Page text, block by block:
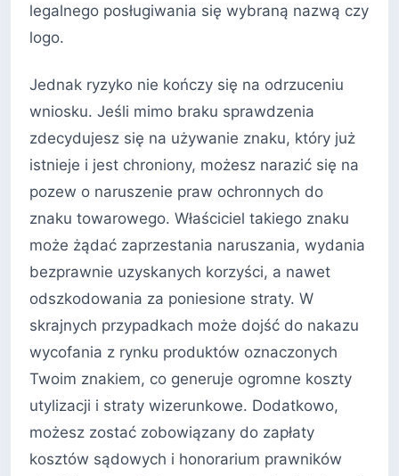
legalnego posługiwania się wybraną nazwą czy
logo.
Jednak ryzyko nie kończy się na odrzuceniu
wniosku. Jeśli mimo braku sprawdzenia
zdecydujesz się na używanie znaku, który już
istnieje i jest chroniony, możesz narazić się na
pozew o naruszenie praw ochronnych do
znaku towarowego. Właściciel takiego znaku
może żądać zaprzestania naruszania, wydania
bezprawnie uzyskanych korzyści, a nawet
odszkodowania za poniesione straty. W
skrajnych przypadkach może dojść do nakazu
wycofania z rynku produktów oznaczonych
Twoim znakiem, co generuje ogromne koszty
utylizacji i straty wizerunkowe. Dodatkowo,
możesz zostać zobowiązany do zapłaty
kosztów sądowych i honorarium prawników